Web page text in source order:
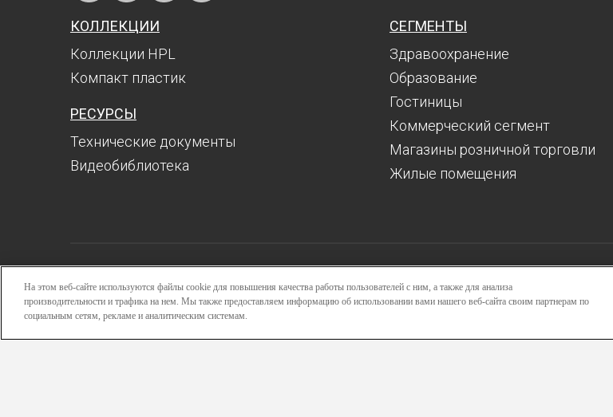
КОЛЛЕКЦИИ
Коллекции HPL
Компакт пластик
РЕСУРСЫ
Технические документы
Видеобиблиотека
СЕГМЕНТЫ
Здравоохранение
Образование
Гостиницы
Коммерческий сегмент
Магазины розничной торговли
Жилые помещения
Поиск
Авторизоваться
Ресурсы
Развитие
На этом веб-сайте используются файлы cookie для повышения качества работы пользователей с ним, а также для анализа
производительности и трафика на нем. Мы также предоставляем информацию об использовании вами нашего веб-сайта своим партнерам по
социальным сетям, рекламе и аналитическим системам.